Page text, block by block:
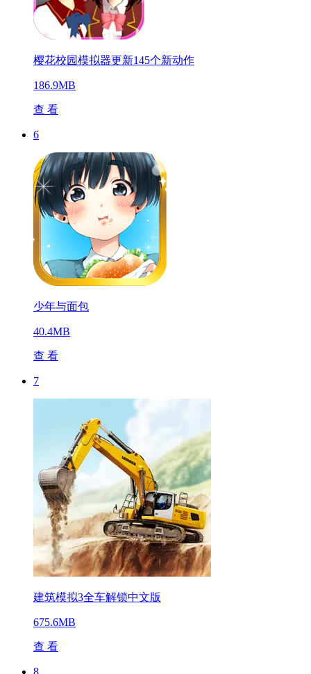
樱花校园模拟器更新145个新动作
186.9MB
查 看
6
少年与面包
40.4MB
查 看
7
建筑模拟3全车解锁中文版
675.6MB
查 看
8